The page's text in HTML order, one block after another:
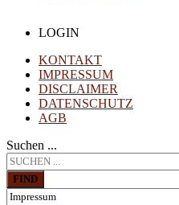
LOGIN
KONTAKT
IMPRESSUM
DISCLAIMER
DATENSCHUTZ
AGB
Suchen ...
FIND